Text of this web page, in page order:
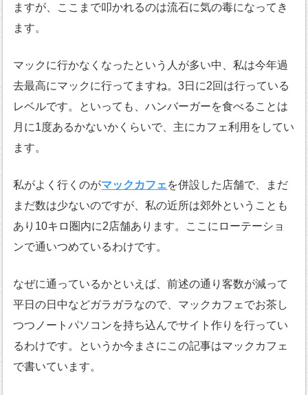
ますが、ここまで叩かれるのは流石に気の毒になってき
ます。
マックに行かなくなったという人が多い中、私は今年過
去最高にマックに行ってますね。3日に2回は行っている
レベルです。といっても、ハンバーガーを食べることは
月に1度あるかないかくらいで、主にカフェ利用をしてい
ます。
私がよく行くのがマックカフェを併設した店舗で、まだ
まだ数は少ないのですが、私の近所は郊外ということも
あり10キロ圏内に2店舗あります。ここにローテーショ
ンで通いつめているわけです。
なぜに通っているかといえば、前述の通り客数が減って
平日の日中などガラガラなので、マックカフェでお茶し
つつノートパソコンを持ち込んでサイト作りを行ってい
るわけです。というか今まさにこの記事はマックカフェ
で書いています。